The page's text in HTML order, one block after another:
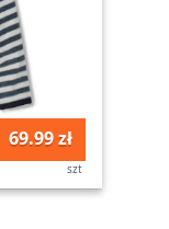
69.99 zł
szt